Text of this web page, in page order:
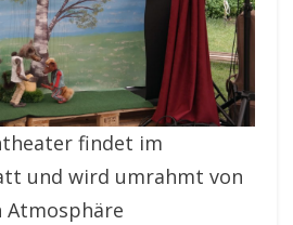
findet im
und wird umrahmt von